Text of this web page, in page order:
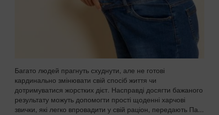
Багато людей прагнуть схуднути, але не готові
кардинально змінювати свій спосіб життя чи
дотримуватися жорстких дієт. Насправді досягти бажаного
результату можуть допомогти прості щоденні харчові
звички, які легко впровадити у свій раціон, передають Па...